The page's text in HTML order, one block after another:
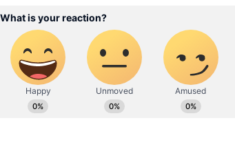
ஒலுவசேயிக்கு பதிலாக மாற்று
களமிறங்கிய இரண்டு நிமிடங்களிலேயே
நிம்மதியான டிராவைப் பெற்றுத் தந்தார்.
இந்த முறை உலகக் கோப்பைக்கு